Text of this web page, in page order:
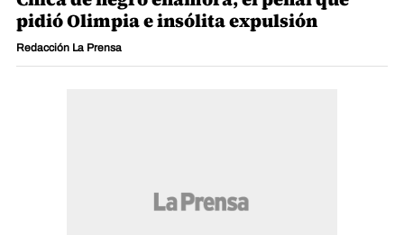
pidió Olimpia e insólita expulsión
Redacción La Prensa